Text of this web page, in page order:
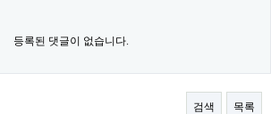
등록된 댓글이 없습니다.
검색 목록